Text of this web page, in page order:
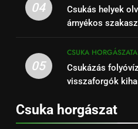
04
Csukás helyek
árnyékos
05
CSUKA HORGÁSZATA
Csukázás
visszaforgók
Csuka horgászat